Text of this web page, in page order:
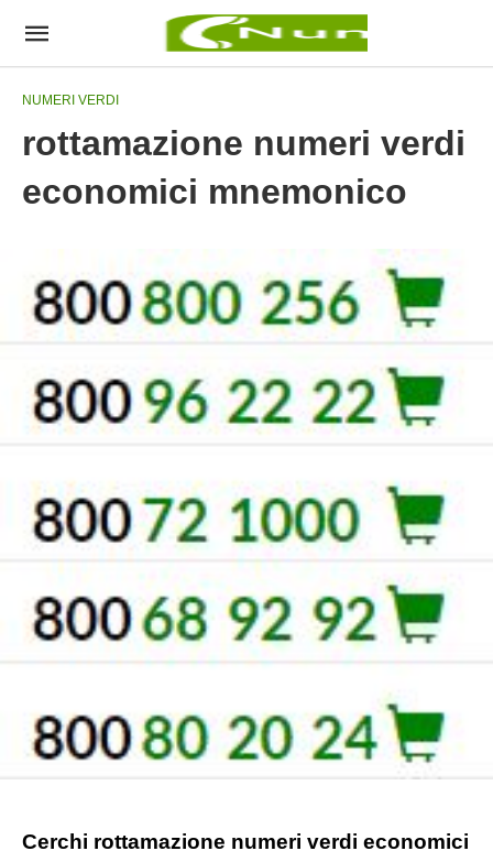
NUMERI VERDI
rottamazione numeri verdi
economici mnemonico
Cerchi rottamazione numeri verdi economici